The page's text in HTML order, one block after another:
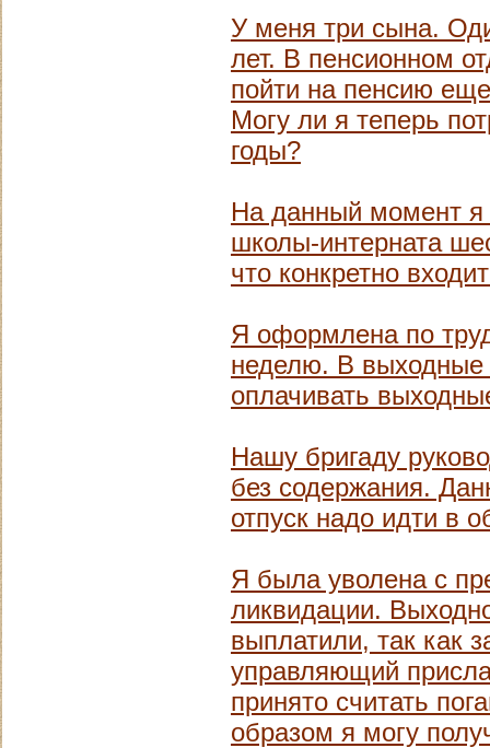
У меня три сына.
лет. В пенсионном
пойти на пенсию
Могу ли я теперь
годы?
На данный момент я
школы-интерната
что конкретно
Я оформлена по
неделю. В выходные
оплачивать
Нашу бригаду
без содержания.
отпуск надо идти в
Я была уволена с
ликвидации.
выплатили, так как
управляющий
принято считать
образом я могу